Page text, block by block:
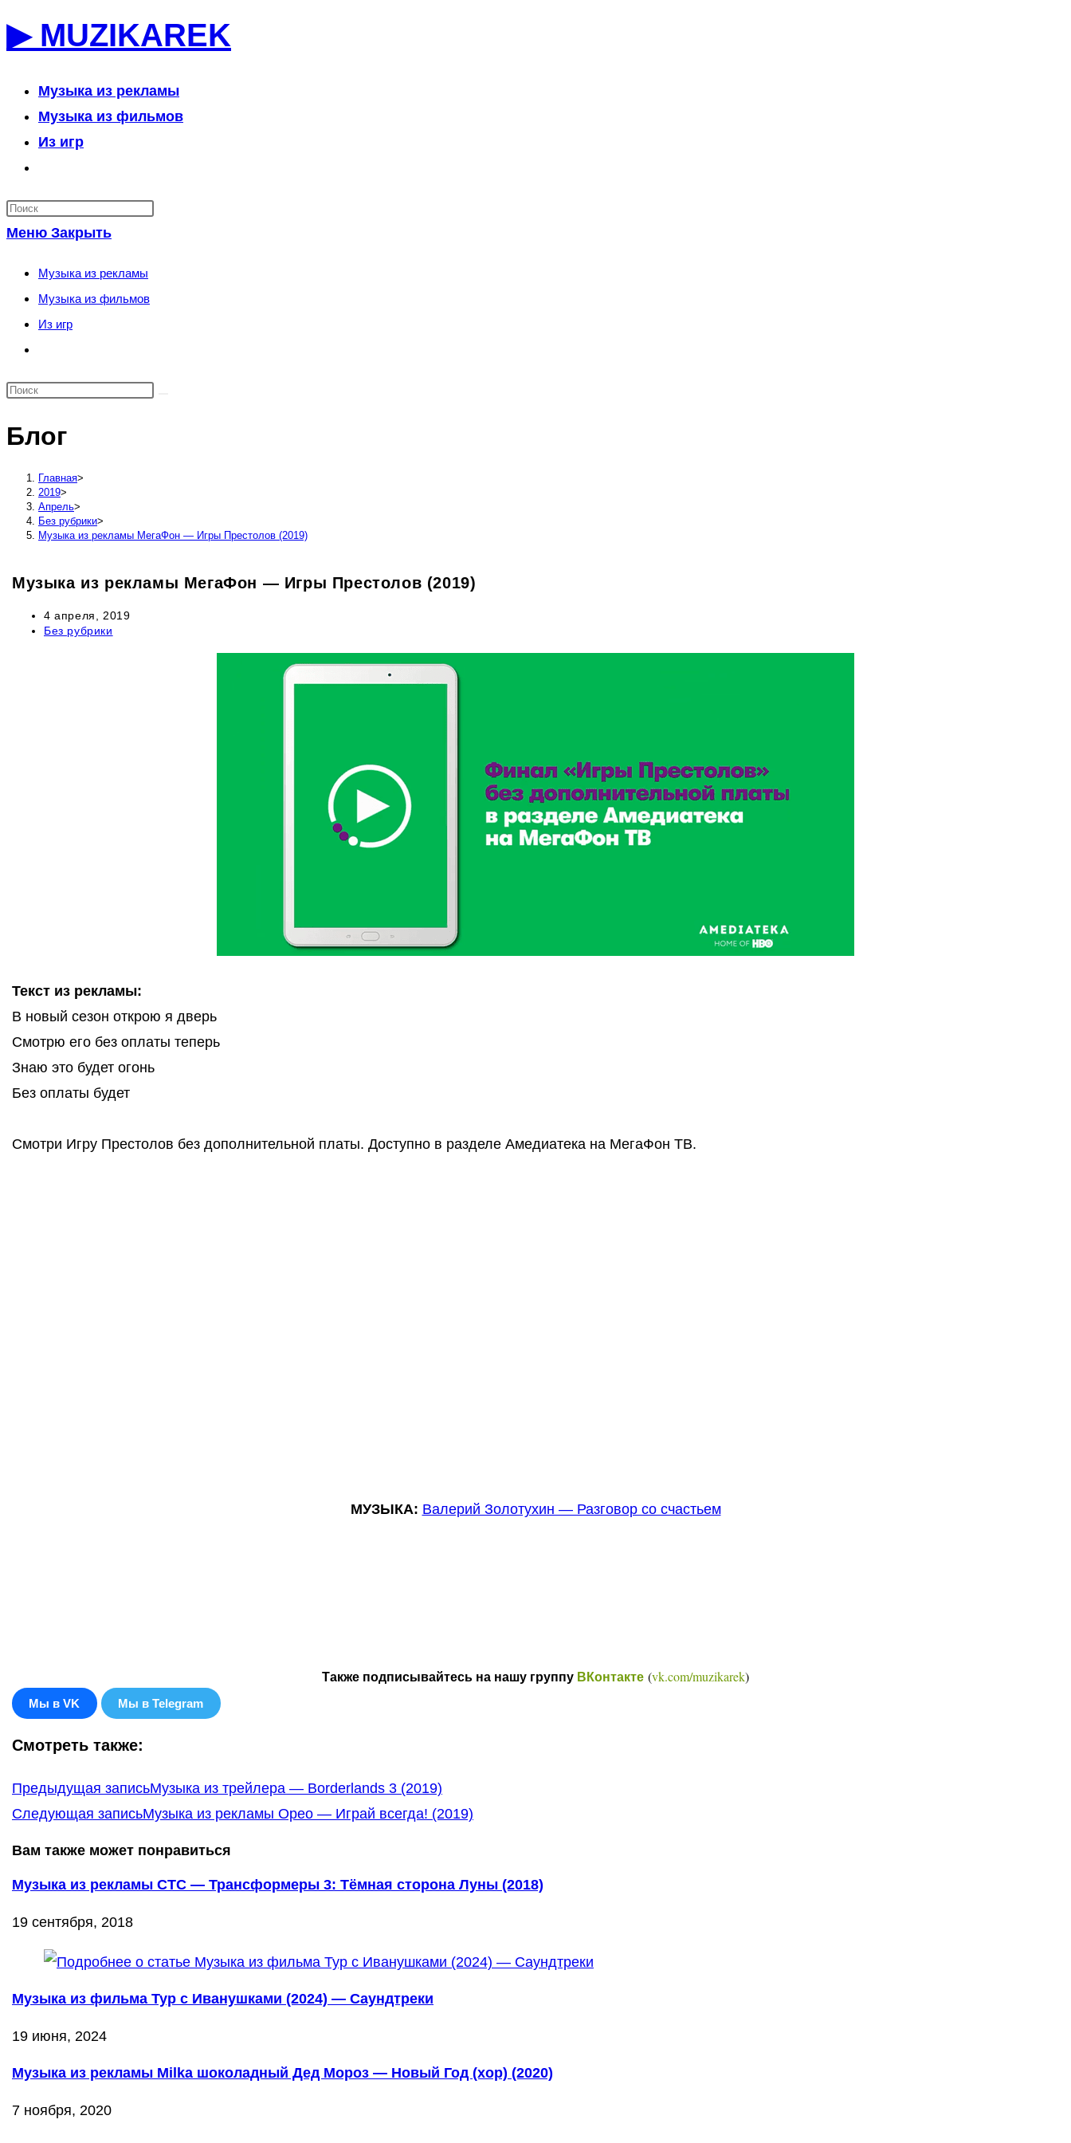
к▶ MUZIKAREK
Музыка из рекламы
Музыка из фильмов
Из игр
по
веб-
сайту
Меню Закрыть
Музыка из рекламы
Музыка из фильмов
Из игр
по
сайту
Блог
Главная>
2019>
Апрель>
Без рубрики>
Музыка из рекламы МегаФон — Игры Престолов (2019)
Музыка из рекламы МегаФон — Игры Престолов (2019)
Запись
опубликована:
4 апреля, 2019
Рубрика
Без рубрики
Текст из рекламы:
В новый сезон открою я дверь
Смотрю его без оплаты теперь
Знаю это будет огонь
Без оплаты будет
Смотри Игру Престолов без дополнительной платы. Доступно в разделе Амедиатека на МегаФон ТВ.
МУЗЫКА: Валерий Золотухин — Разговор со счастьем
Также подписывайтесь на нашу группу ВКонтакте (vk.com/muzikarek)
Мы в VK Мы в Telegram
Смотреть также:
Еще
статьи
Предыдущая записьМузыка из трейлера — Borderlands 3 (2019)
Следующая записьМузыка из рекламы Орео — Играй всегда! (2019)
Вам также может понравиться
Музыка из рекламы СТС — Трансформеры 3: Тёмная сторона Луны (2018)
19 сентября, 2018
Музыка из фильма Тур с Иванушками (2024) — Саундтреки
19 июня, 2024
Музыка из рекламы Milka шоколадный Дед Мороз — Новый Год (хор) (2020)
7 ноября, 2020